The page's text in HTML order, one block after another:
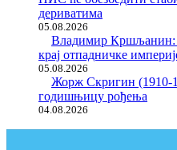
дериватима
05.08.2026
Владимир Кршљанин:
крај отпадничке
05.08.2026
Жорж Скригин (1910-
годишњицу рођења
04.08.2026